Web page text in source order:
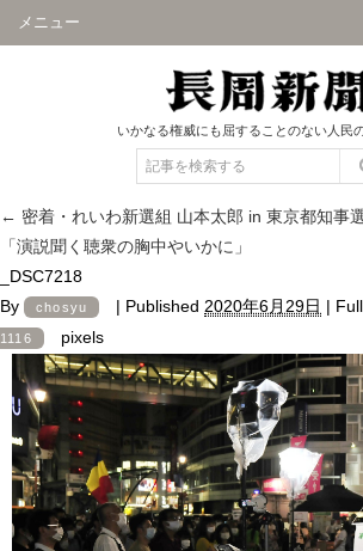
メニュー
いかなる権威にも屈することのない人民
← 密着・れいわ新選組 山本太郎 in 東京都知事
「演説聞く聴衆の胸中やいかに」
_DSC7218
By
chosyu | Published 2020年6月29日 |
1116 pixels